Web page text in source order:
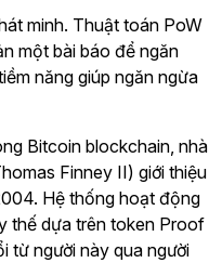
minh. Thuật toán PoW
một bài báo để ngăn
năng giúp ngăn ngừa
Bitcoin blockchain, nhà
Finney II) giới thiệu
Hệ thống hoạt động
thế dựa trên token Proof
từ người này qua người